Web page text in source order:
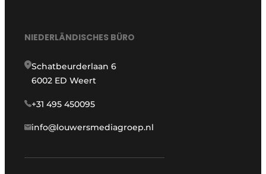
NIEDERLÄNDISCHES BÜRO
Schatbeurderlaan 6
6002 ED Weert
+31 495 450095
info@louwersmediagroep.nl